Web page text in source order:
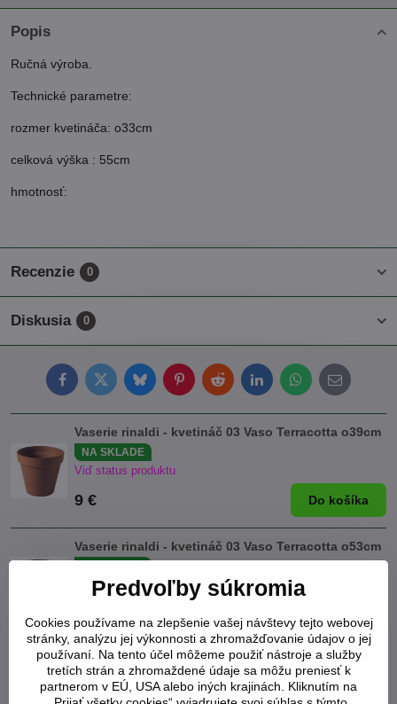
Popis
Ručná výroba.
Technické parametre:
rozmer kvetináča: o33cm
celková výška : 55cm
hmotnosť:
Recenzie 0
Diskusia 0
FacebookTwitterBlueskyPinterestRedditLinkedInWhatsApp
E-
mail
Vaserie rinaldi - kvetináč 03 Vaso Terracotta o39cm
NA SKLADE
Viď status produktu
9 € Do košíka
Vaserie rinaldi - kvetináč 03 Vaso Terracotta o53cm
Viď status produktu
43 €
Vaserie rinaldi - kvetináč 09 Cilindro Bordato
o57cm
NA SKLADE
Predvoľby súkromia
Cookies používame na zlepšenie vašej návštevy tejto webovej
stránky, analýzu jej výkonnosti a zhromažďovanie údajov o jej
používaní. Na tento účel môžeme použiť nástroje a služby
tretích strán a zhromaždené údaje sa môžu preniesť k
partnerom v EÚ, USA alebo iných krajinách. Kliknutím na